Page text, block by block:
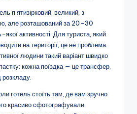
п’ятизірковий, великий, з
але розташований за 20–30
якої активності. Для туриста, який
на території, це не проблема.
людини такий варіант швидко
кожна поїздка — це трансфер,
розкладу.
готель стоїть там, де вам зручно
красиво сфотографували.